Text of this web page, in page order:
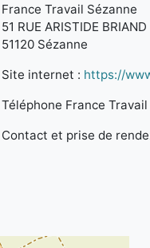
France Travail Sézanne
51 RUE ARISTIDE BRIAND
51120 Sézanne
Site internet : https://
Téléphone France Travail
Contact et prise de